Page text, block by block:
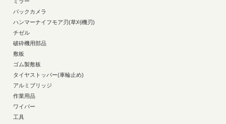
バックカメラ
ハンマーナイフモア刃(草刈機刃)
チゼル
破砕機用部品
敷板
ゴム製敷板
タイヤストッパー(車輪止め)
アルミブリッジ
作業用品
ワイパー
工具